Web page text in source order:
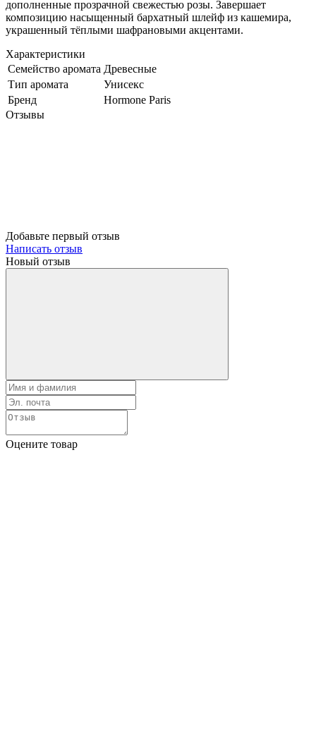
дополненные прозрачной свежестью розы. Завершает
композицию насыщенный бархатный шлейф из кашемира,
украшенный тёплыми шафрановыми акцентами.
Характеристики
Семейство аромата Древесные
Тип аромата
Унисекс
Бренд
Hormone Paris
Отзывы
Добавьте первый отзыв
Написать отзыв
Новый отзыв
Оцените товар